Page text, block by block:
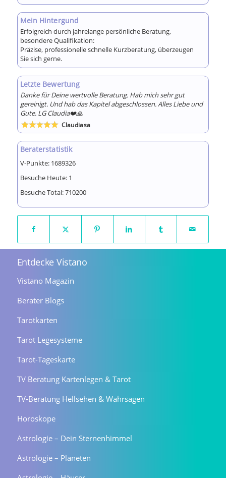
Mein Hintergund
Erfolgreich durch jahrelange persönliche Beratung,
besondere Qualifikation:
Präzise, professionelle schnelle Kurzberatung, überzeugen
Sie sich gerne.
Letzte Bewertung
Danke für Deine wertvolle Beratung. Hab mich sehr gut
gereinigt. Und hab das Kapitel abgeschlossen. Alles Liebe und
Gute. LG Claudia❤️🙏
Bewertet
mit5von 5
Claudiasa
Beraterstatistik
V-Punkte: 1689326
Besuche Heute: 1
Besuche Total:710200
Entdecke Vistano
Vistano Magazin
Berater Blogs
Tarotkarten
Tarot Legesysteme
Tarot-Tageskarte
TV Beratung Kartenlegen & Tarot
TV-Beratung Hellsehen & Wahrsagen
Horoskope
Astrologie – Dein Sternenhimmel
Astrologie – Planeten